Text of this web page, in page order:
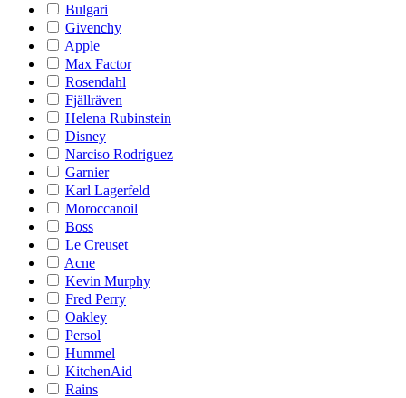
Bulgari
Givenchy
Apple
Max Factor
Rosendahl
Fjällräven
Helena Rubinstein
Disney
Narciso Rodriguez
Garnier
Karl Lagerfeld
Moroccanoil
Boss
Le Creuset
Acne
Kevin Murphy
Fred Perry
Oakley
Persol
Hummel
KitchenAid
Rains